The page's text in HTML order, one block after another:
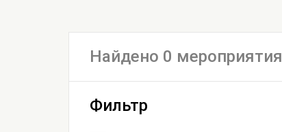
Найдено 0 мероприятия
Фильтр